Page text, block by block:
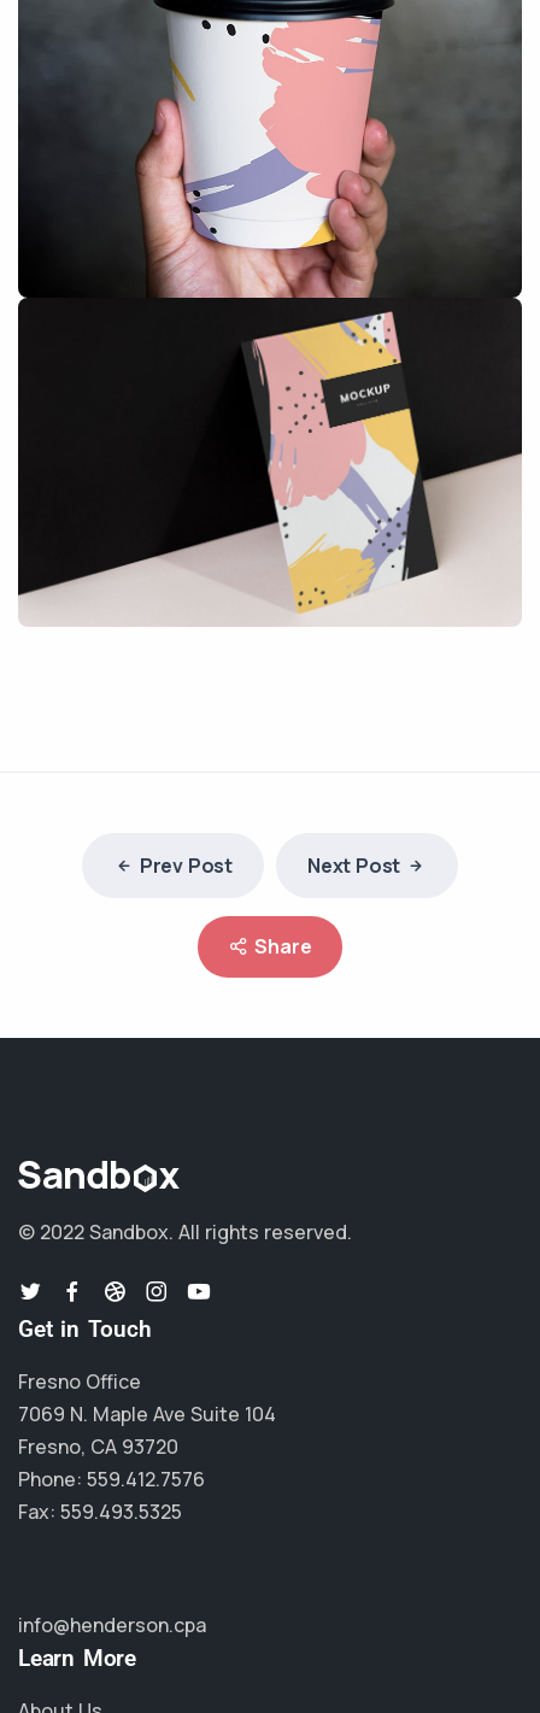
Prev Post Next Post
Share
© 2022 Sandbox. All rights reserved.
Get in Touch
Fresno Office
7069 N. Maple Ave Suite 104
Fresno, CA 93720
Phone: 559.412.7576
Fax: 559.493.5325
info@henderson.cpa
Learn More